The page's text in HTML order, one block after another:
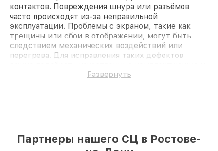
контактов. Повреждения шнура или разъёмов
часто происходят из-за неправильной
эксплуатации. Проблемы с экраном, такие как
трещины или сбои в отображении, могут быть
следствием механических воздействий или
перегрева. Для исправления таких дефектов
провести работы с учётом технических
проблемы и выбрать эффективное решение.
Специалисты проверяют работу каждого модуля,
Развернуть
Партнеры нашего СЦ в Ростове-